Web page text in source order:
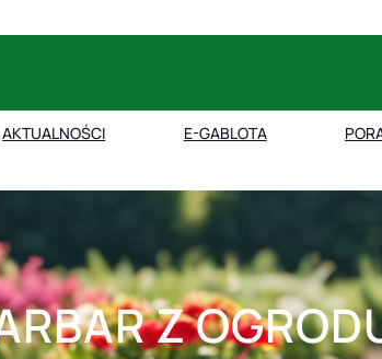
AKTUALNOŚCI E-GABLOTA
Z